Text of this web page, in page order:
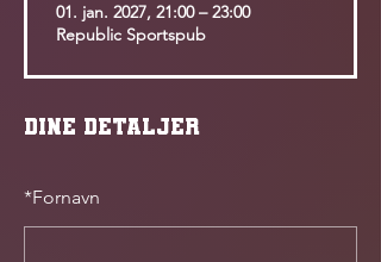
Dine detaljer
*Fornavn
01. jan. 2027, 21:00 – 23:00
Republic Sportspub